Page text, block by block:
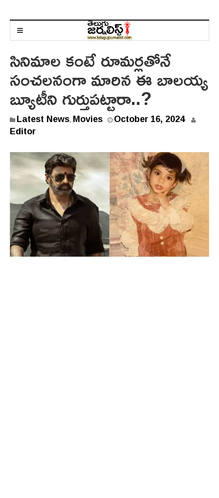
సినిమాల కంటే రూమర్లతోనే
సంచలనంగా మారిన ఈ బాలయ్య
బ్యూటీని గుర్తుపట్టారా..?
Latest News, Movies October 16, 2024
Editor